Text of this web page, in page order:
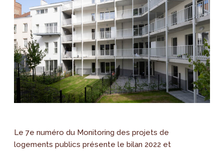
Le 7e numéro du Monitoring des projets de
logements publics présente le bilan 2022 et